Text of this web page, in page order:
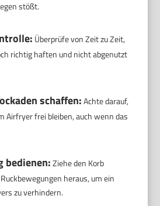
stößt.
Überprüfe von Zeit zu Zeit,
richtig haften und nicht abgenutzt
schaffen:Achte darauf,
Airfryer frei bleiben, auch wenn das
bedienen:Ziehe den Korb
heraus, um ein
zu verhindern.